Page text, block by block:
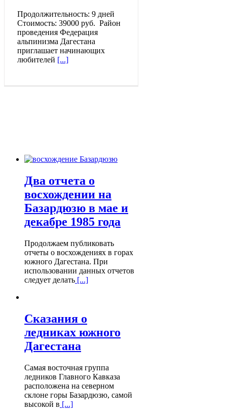
Продолжительность: 9 дней
Стоимость: 39000 руб. Район
проведения Федерация
альпинизма Дагестана
приглашает начинающих
любителей [...]
Два отчета о
восхождении на
Базардюзю в мае и
декабре 1985 года
Продолжаем публиковать
отчеты о восхождениях в горах
южного Дагестана. При
использовании данных отчетов
следует делать [...]
Сказания о
ледниках южного
Дагестана
Самая восточная группа
ледников Главного Кавказа
расположена на северном
склоне горы Базардюзю, самой
высокой в [...]